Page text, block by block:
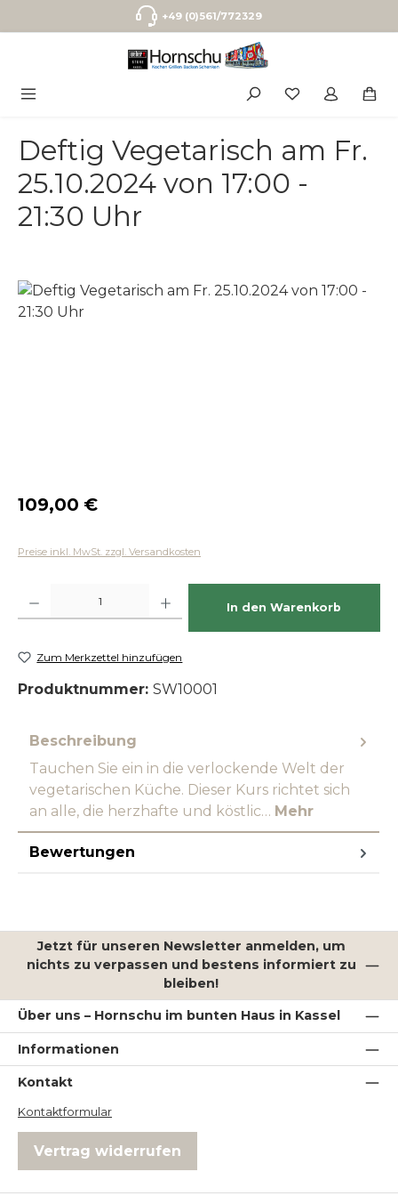
Zum Hauptinhalt springen+49 (0)561/772329
Deftig Vegetarisch am Fr.
25.10.2024 von 17:00 -
21:30 Uhr
Bildergalerie überspringen
Regulärer Preis:
109,00 €
Preise inkl. MwSt. zzgl. Versandkosten
In den Warenkorb
Zum Merkzettel hinzufügen
Produktnummer: SW10001
Beschreibung
Tauchen Sie ein in die verlockende Welt der
vegetarischen Küche. Dieser Kurs richtet sich
an alle, die herzhafte und köstlic… Mehr
Bewertungen
Jetzt für unseren Newsletter anmelden, um
nichts zu verpassen und bestens informiert zu
bleiben!
Über uns – Hornschu im bunten Haus in Kassel
Informationen
Kontakt
Kontaktformular
Vertrag widerrufen